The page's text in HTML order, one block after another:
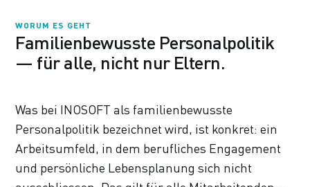
WORUM ES GEHT
Familienbewusste Personalpolitik
— für alle, nicht nur Eltern.
Was bei INOSOFT als familienbewusste
Personalpolitik bezeichnet wird, ist konkret: ein
Arbeitsumfeld, in dem berufliches Engagement
und persönliche Lebensplanung sich nicht